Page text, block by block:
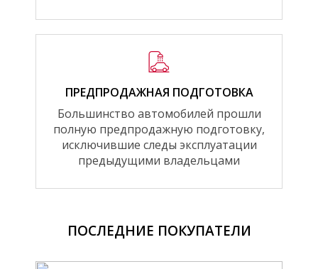
ПРЕДПРОДАЖНАЯ ПОДГОТОВКА
Большинство автомобилей прошли
полную предпродажную подготовку,
исключившие следы эксплуатации
предыдущими владельцами
ПОСЛЕДНИЕ ПОКУПАТЕЛИ